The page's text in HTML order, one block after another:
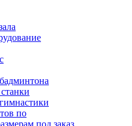
по
под заказ